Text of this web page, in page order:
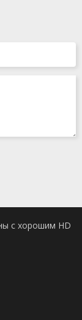
с хорошим HD